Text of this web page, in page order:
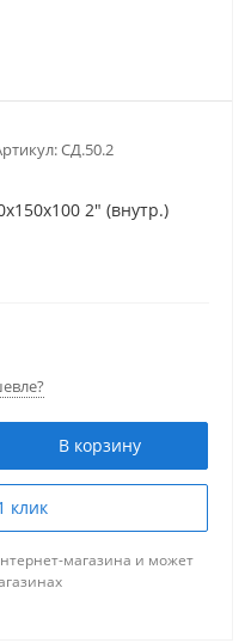
СД.50.2
2" (внутр.)
В корзину
клик
магазина и может